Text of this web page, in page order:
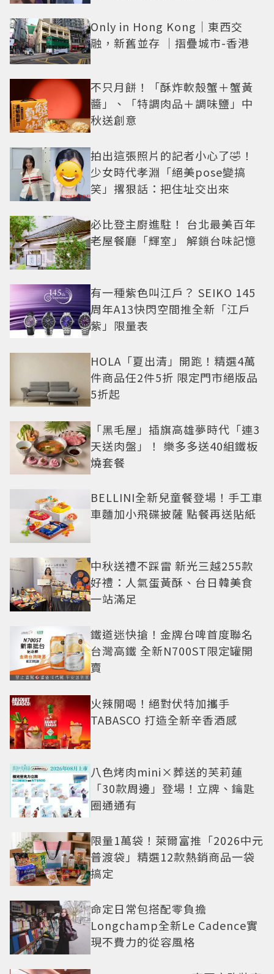
Only in Hong Kong｜東西交
融，新舊並存 ｜摺疊城市-香港
不只月餅！「酥炸軟殼蟹＋蟹黃
醬」、「特調肉品＋調味鹽」中
秋送創意
拍出這張照片的記者小心了🤣！
少女時代孝淵「絕美pose變搞
笑」撂狠話：把住址交出來
必比登主廚進駐！ 台北最美百年
老屋餐廳「輝室」 解鎖台味記憶
有一種紫色叫江戶？ SEIKO 145
周年A13快閃空間推全新「江戶
紫」限量表
HOLA「夏出清」開跑！精選4萬
件商品任2件5折 限定門市絕版品
5折起
「黑毛屋」插旗高雄夢時代「連3
天送肉盤」！ 樂多多送40組鐵板
燒套餐
BELLINI全新兒童餐登場！手工車
車麵加小飛碟披薩 點餐再送貼紙
中秋送禮不踩雷 新光三越255款
好禮：人氣蛋黃酥、台日韓美食
一站滿足
鐵道迷快搶！金牌台啤首度聯名
台灣高鐵 全新N700ST限定罐開
賣
火辣開喝！絕對伏特加攜手
TABASCO 打造全新辛香酒感
八色烤肉mini×葬送的芙莉蓮
「30款周邊」登場！立牌、鑰匙
圈通通有
限量1萬袋！萊爾富推「2026中元
普渡袋」精選12款熱銷商品一袋
搞定
命定日常包搭配零負擔
Longchamp全新Le Cadence實
現不費力的從容風格